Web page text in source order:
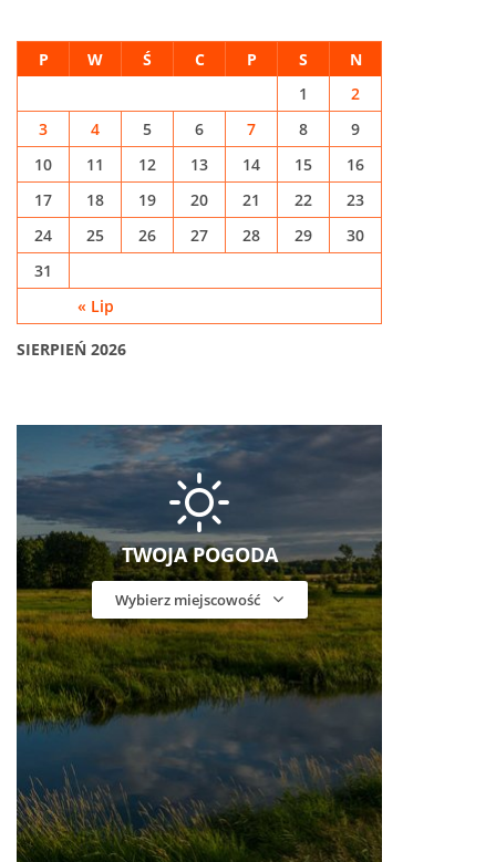
SIERPIEŃ 2026
P W Ś C P S N
« Lip
1
2
3
4 5 6 7 8
9
10
11 12 13 14 15
16
17
18 19 20 21 22
23
24
25 26 27 28 29
30
31
TWOJA POGODA
Wybierz miejscowość